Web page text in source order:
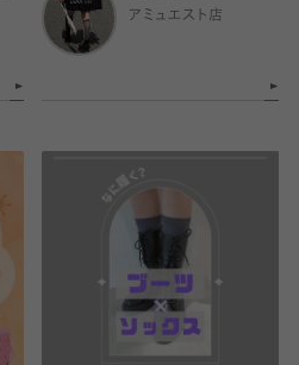
アミュエスト店